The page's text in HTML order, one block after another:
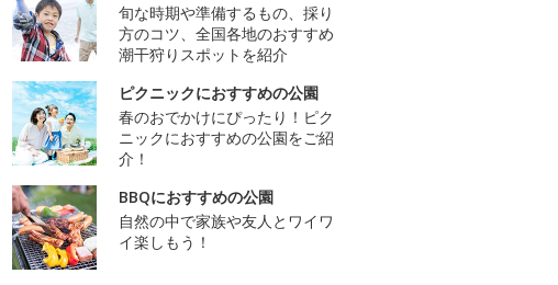
旬な時期や準備するもの、採り
方のコツ、全国各地のおすすめ
潮干狩りスポットを紹介
ピクニックにおすすめの公園
春のおでかけにぴったり！ピク
ニックにおすすめの公園をご紹
介！
BBQにおすすめの公園
自然の中で家族や友人とワイワ
イ楽しもう！